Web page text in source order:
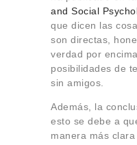
and Social
que dicen las
son directas,
verdad por
posibilidades de
sin amigos.
Además, la
esto se debe a
manera más